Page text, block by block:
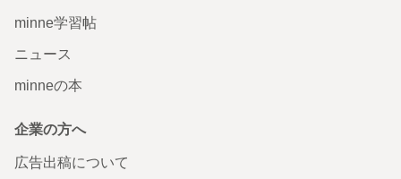
minne学習帖
ニュース
minneの本
企業の方へ
広告出稿について